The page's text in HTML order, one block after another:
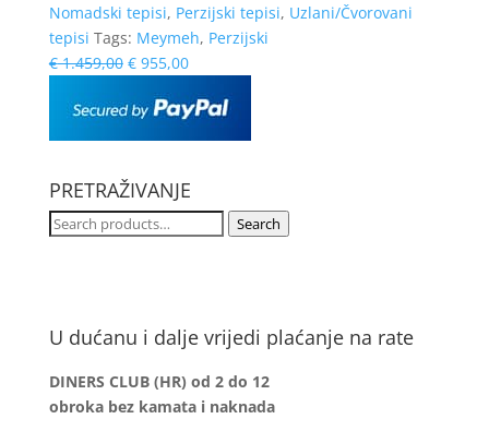
Nomadski tepisi, Perzijski tepisi, Uzlani/Čvorovani
tepisi Tags: Meymeh, Perzijski
€1.459,00 €955,00
PRETRAŽIVANJE
Search
Search
U dućanu i dalje vrijedi plaćanje na rate
DINERS CLUB (HR) od 2 do 12
obroka bez kamata i naknada